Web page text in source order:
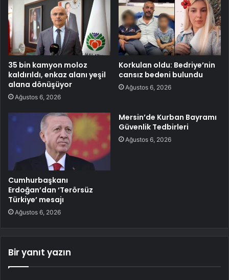
35 bin kamyon moloz
kaldırıldı, enkaz alanı yeşil
alana dönüşüyor
Ağustos 6, 2026
Korkulan oldu: Bedriye’nin
cansız bedeni bulundu
Ağustos 6, 2026
Cumhurbaşkanı
Erdoğan’dan ‘Terörsüz
Türkiye’ mesajı
Ağustos 6, 2026
Mersin’de Kurban Bayramı
Güvenlik Tedbirleri
Ağustos 6, 2026
Bir yanıt yazın